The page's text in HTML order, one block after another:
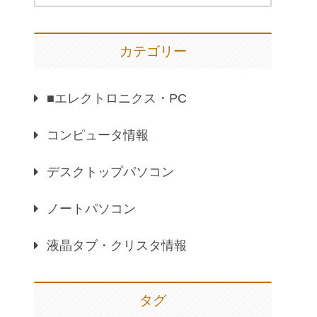
カテゴリー
■エレクトロニクス・PC
コンピュータ情報
デスクトップパソコン
ノートパソコン
液晶タブ・クリスタ情報
タグ